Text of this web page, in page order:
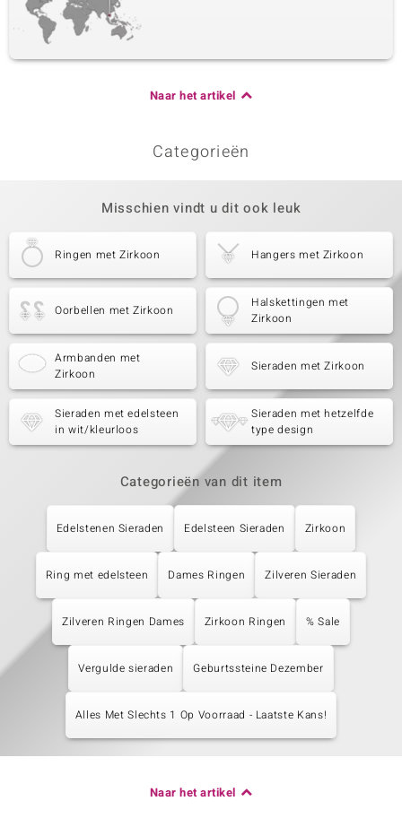
Naar het artikel
Categorieën
Misschien vindt u dit ook leuk
Ringen met Zirkoon Hangers met Zirkoon
Oorbellen met Zirkoon
Halskettingen met
Zirkoon
Armbanden met
Zirkoon
Sieraden met Zirkoon
Sieraden met edelsteen
in wit/kleurloos
Sieraden met hetzelfde
type design
Categorieën van dit item
Edelstenen Sieraden Edelsteen Sieraden Zirkoon
Ring met edelsteen Dames Ringen Zilveren Sieraden
Zilveren Ringen Dames Zirkoon Ringen % Sale
Vergulde sieraden Geburtssteine Dezember
Alles Met Slechts 1 Op Voorraad - Laatste Kans!
Naar het artikel